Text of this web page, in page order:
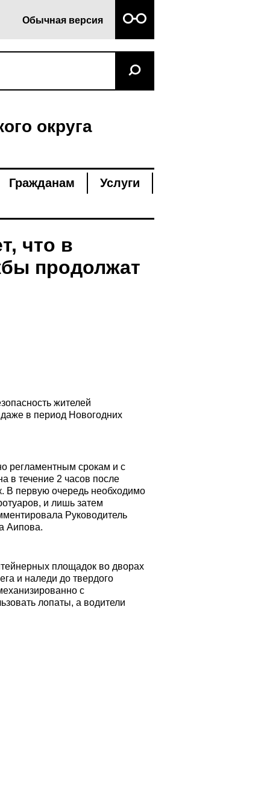
Обычная версия
округа
Гражданам
Услуги
что в
продолжат
жителей
в период Новогодних
регламентным срокам и с
в течение 2 часов после
В первую очередь необходимо
и лишь затем
Руководитель
Аипова.
площадок во дворах
и наледи до твердого
с
лопаты, а водители